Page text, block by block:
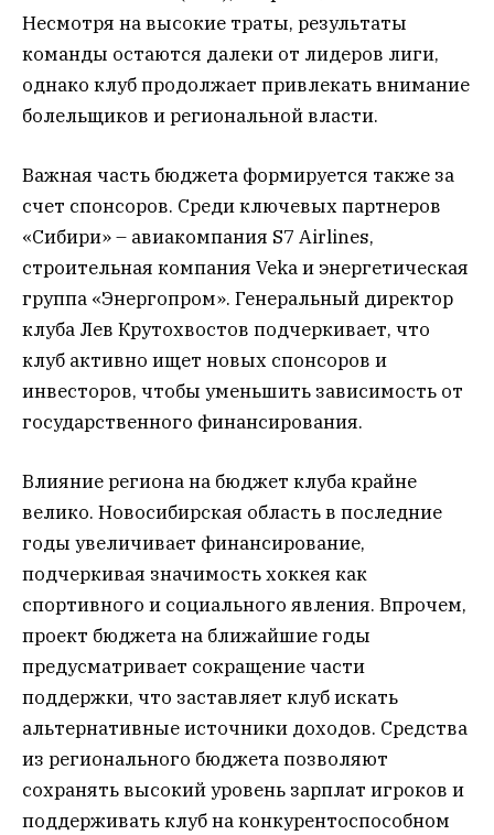
Несмотря на высокие траты, результаты
команды остаются далеки от лидеров лиги,
однако клуб продолжает привлекать внимание
болельщиков и региональной власти.
Важная часть бюджета формируется также за
счет спонсоров. Среди ключевых партнеров
«Сибири» – авиакомпания S7 Airlines,
строительная компания Veka и энергетическая
группа «Энергопром». Генеральный директор
клуба Лев Крутохвостов подчеркивает, что
клуб активно ищет новых спонсоров и
инвесторов, чтобы уменьшить зависимость от
государственного финансирования.
Влияние региона на бюджет клуба крайне
велико. Новосибирская область в последние
годы увеличивает финансирование,
подчеркивая значимость хоккея как
спортивного и социального явления. Впрочем,
проект бюджета на ближайшие годы
предусматривает сокращение части
поддержки, что заставляет клуб искать
альтернативные источники доходов. Средства
из регионального бюджета позволяют
сохранять высокий уровень зарплат игроков и
поддерживать клуб на конкурентоспособном